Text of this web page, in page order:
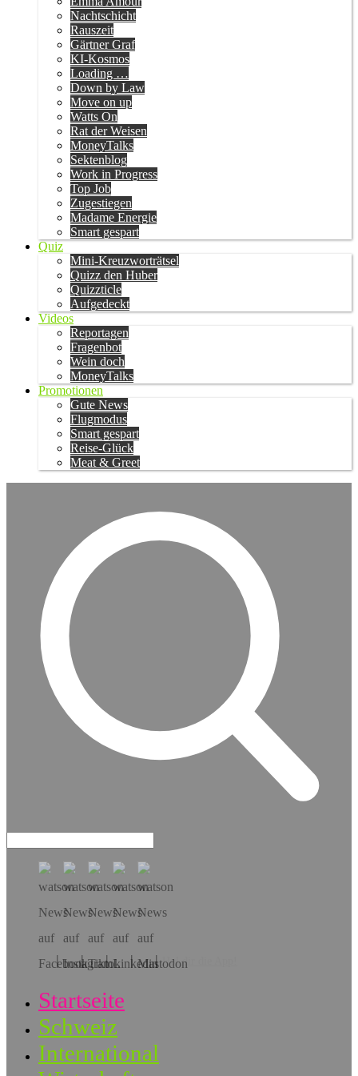
Nachtschicht
Rauszeit
Gärtner Graf
KI-Kosmos
Loading …
Down by Law
Move on up
Watts On
Rat der Weisen
MoneyTalks
Sektenblog
Work in Progress
Top Job
Zugestiegen
Madame Energie
Smart gespart
Quiz
Mini-Kreuzworträtsel
Quizz den Huber
Quizzticle
Aufgedeckt
Videos
Reportagen
Fragenbot
Wein doch
MoneyTalks
Promotionen
Gute News
Flugmodus
Smart gespart
Reise-Glück
Meat & Greet
Hol dir die App!
Startseite
Schweiz
International